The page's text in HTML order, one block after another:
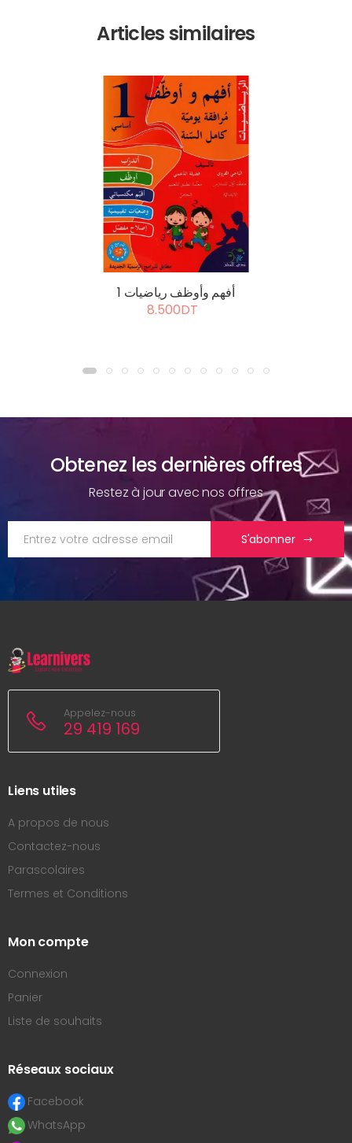
Articles similaires
أفهم وأوظف رياضيات 1
8.500DT
Obtenez les dernières offres
Restez à jour avec nos offres
S'abonner
Appelez-nous
29 419 169
Liens utiles
A propos de nous
Contactez-nous
Parascolaires
Termes et Conditions
Mon compte
Connexion
Panier
Liste de souhaits
Réseaux sociaux
Facebook
WhatsApp